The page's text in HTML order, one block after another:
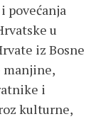
povećanja
u
iz Bosne
manjine,
i
kulturne,